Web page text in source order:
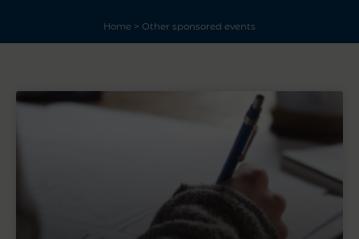
Home > Other sponsored events